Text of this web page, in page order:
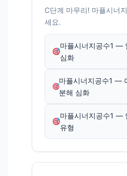
C단계 마무리! 마플시너
세요.
마플시너지공수1 —
심화
마플시너지공수1 —
분해 심화
마플시너지공수1 —
유형